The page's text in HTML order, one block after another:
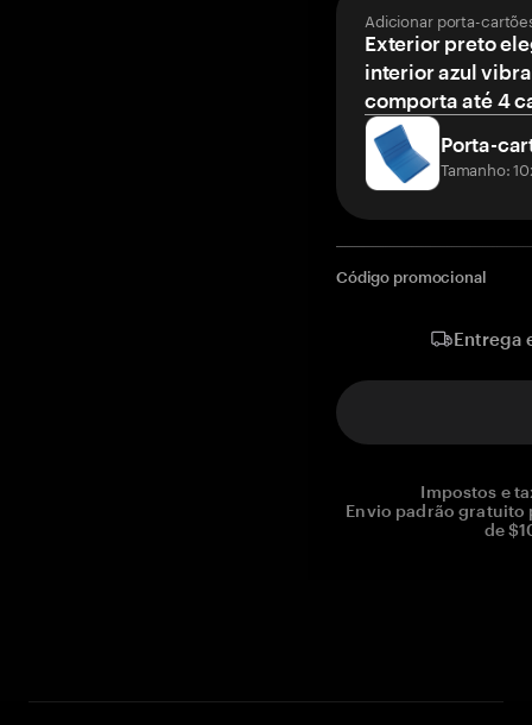
Adicionar porta-
Exterior preto
interior azul
comporta até 4
Porta-
Tamanho:
Código promocional
Entrega
Impostos e
Envio padrão gratuito
de